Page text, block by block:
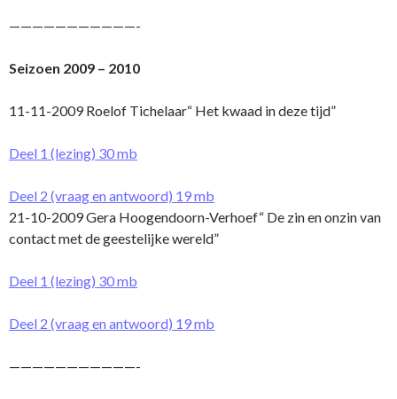
———————————-
Seizoen 2009 – 2010
11-11-2009 Roelof Tichelaar“ Het kwaad in deze tijd”
Deel 1 (lezing) 30 mb
Deel 2 (vraag en antwoord) 19 mb
21-10-2009 Gera Hoogendoorn-Verhoef“ De zin en o­nzin van
contact met de geestelijke wereld”
Deel 1 (lezing) 30 mb
Deel 2 (vraag en antwoord) 19 mb
———————————-